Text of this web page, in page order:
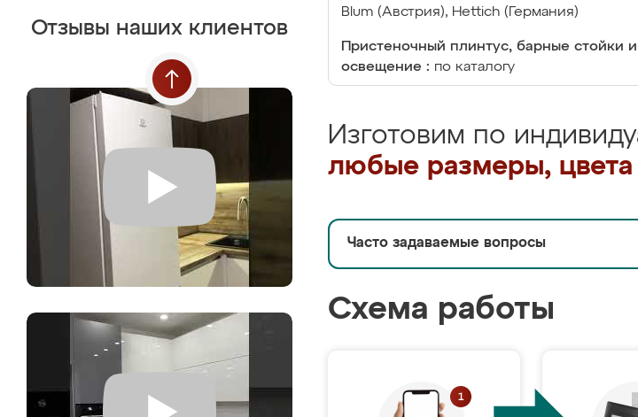
Отзывы наших клиентов
Blum (Австрия), Hettich (Германия)
Пристеночный плинтус, барные стойки
освещение : по каталогу
Изготовим по
любые размеры,
Часто задаваемые вопросы
Схема работы